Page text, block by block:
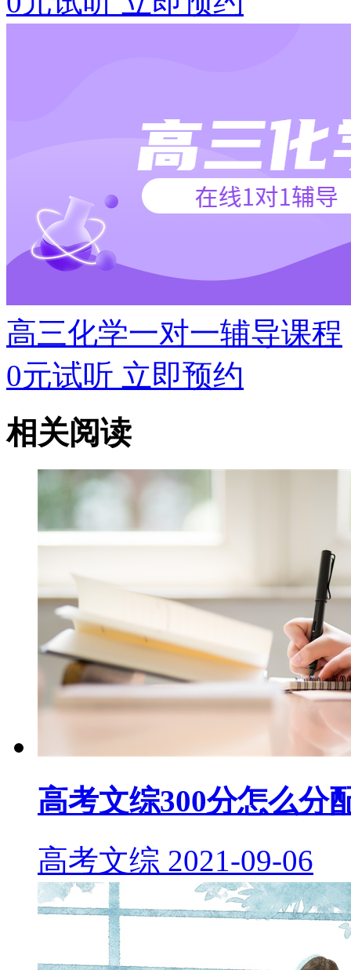
高三化学一对一辅导课程
0元试听 立即预约
相关阅读
高考文综300分怎么分
高考文综 2021-09-06